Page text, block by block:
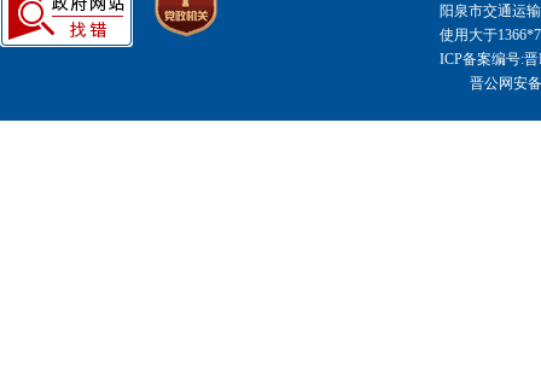
阳泉市交通运
使用大于
ICP备案编号:晋
晋公网安